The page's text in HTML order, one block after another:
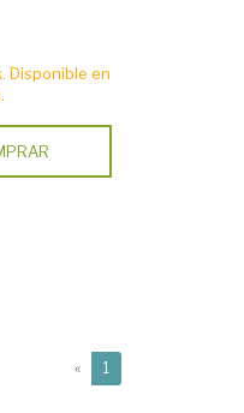
Disponible en
« 1